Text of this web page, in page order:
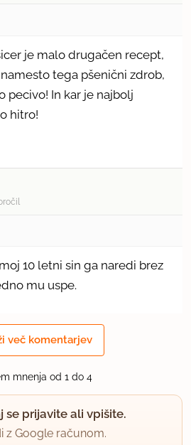
je malo drugačen recept,
tega pšenični zdrob,
pecivo! In kar je najbolj
hitro!
10 letni sin ga naredi brez
mu uspe.
zelo dobro in hitro
več komentarjev
mnenja od 1 do 4
se prijavite ali vpišite.
z Google računom.